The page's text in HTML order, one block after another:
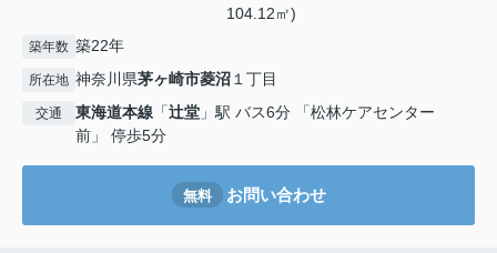
104.12㎡)
築年数 築22年
所在地 神奈川県茅ヶ崎市菱沼 １丁目
交通 東海道本線 「辻堂 」駅 バス6分 「松林ケアセンター
前」 停歩5分
無料 お問い合わせ